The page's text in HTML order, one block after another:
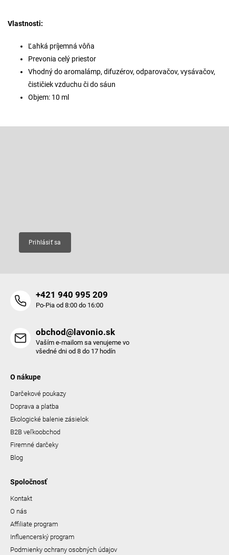
Vlastnosti:
Ľahká príjemná vôňa
Prevonia celý priestor
Vhodný do aromalámp, difuzérov, odparovačov, vysávačov,
čističiek vzduchu či do sáun
Objem: 10 ml
Prihlásiť sa
+421 940 995 209
Po-Pia od 8:00 do 16:00
obchod@lavonio.sk
Vaším e-mailom sa venujeme vo
všedné dni od 8 do 17 hodín
O nákupe
Darčekové poukazy
Doprava a platba
Ekologické balenie zásielok
B2B veľkoobchod
Firemné darčeky
Blog
Spoločnosť
Kontakt
O nás
Affiliate program
Influencerský program
Podmienky ochrany osobných údajov